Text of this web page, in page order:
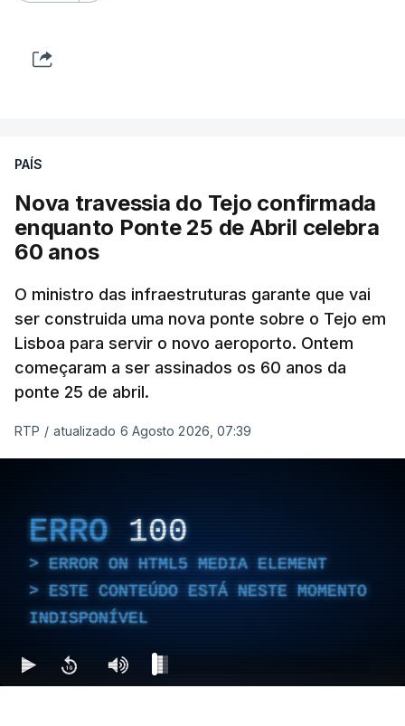
PAÍS
Nova travessia do Tejo confirmada
enquanto Ponte 25 de Abril celebra
60 anos
O ministro das infraestruturas garante que vai
ser construida uma nova ponte sobre o Tejo em
Lisboa para servir o novo aeroporto. Ontem
começaram a ser assinados os 60 anos da
ponte 25 de abril.
RTP / atualizado 6 Agosto 2026, 07:39
ERRO 100
ERROR ON HTML5 MEDIA ELEMENT
ESTE CONTEÚDO ESTÁ NESTE MOMENTO
INDISPONÍVEL